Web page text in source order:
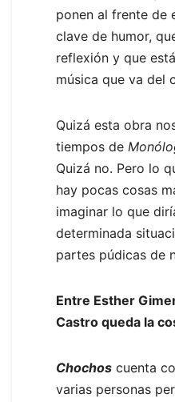
ponen al frente de
clave de humor,
reflexión y que
música que va del
Quizá esta obra
tiempos de
Quizá no. Pero lo
hay pocas cosas
imaginar lo que
determinada
partes púdicas de
Entre Esther
Castro queda la
Chochos cuenta
varias personas